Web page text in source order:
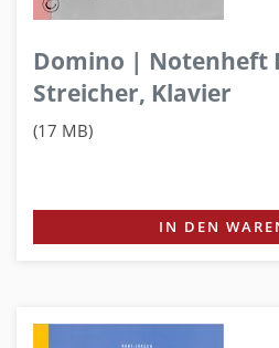
Domino | Notenheft
Streicher, Klavier
(17 MB)
IN DEN